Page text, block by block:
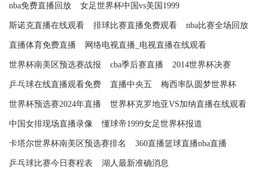
nba免费直播回放 女足世界杯中国vs美国1999
斯诺克直播在线观看 排球比赛直播免费观看 nba比赛全场回放
直播体育免费直播 网络电视直播_电视直播在线观看
世界杯南美区预选赛战报 cba季后赛直播 2014世界杯决赛
乒乓球在线直播观看免费 直播中央五 梅西率队圆梦世界杯
世界杯预选赛2024年直播 世界杯克罗地亚VS加纳直播在线观看
中国女排现场直播录像 懂球帝1999女足世界杯报道
卡塔尔世界杯南美区预选赛排名 360直播篮球直播nba直播
乒乓球比赛今日赛程表 湖人最新准确消息